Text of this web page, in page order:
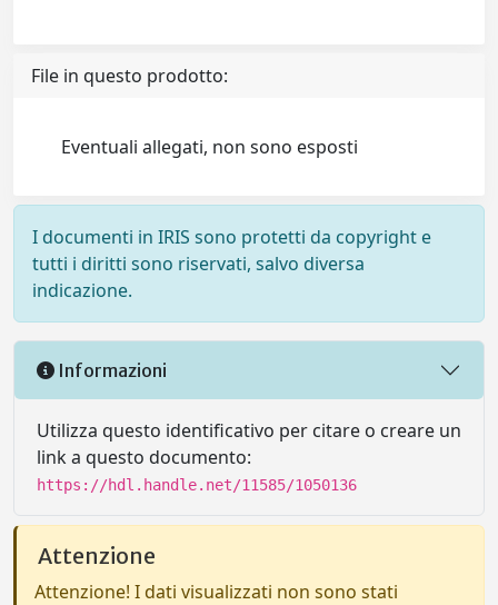
File in questo prodotto:
Eventuali allegati, non sono esposti
I documenti in IRIS sono protetti da copyright e
tutti i diritti sono riservati, salvo diversa
indicazione.
Informazioni
Utilizza questo identificativo per citare o creare un
link a questo documento:
https://hdl.handle.net/11585/1050136
Attenzione
Attenzione! I dati visualizzati non sono stati